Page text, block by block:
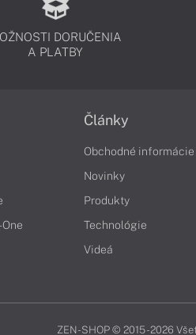
DORUČENIA
A PLATBY
Články
Obchodné informácie
Novinky
Produkty
Technológie
Videá
ZEN-SHOP © 2015 - 2026